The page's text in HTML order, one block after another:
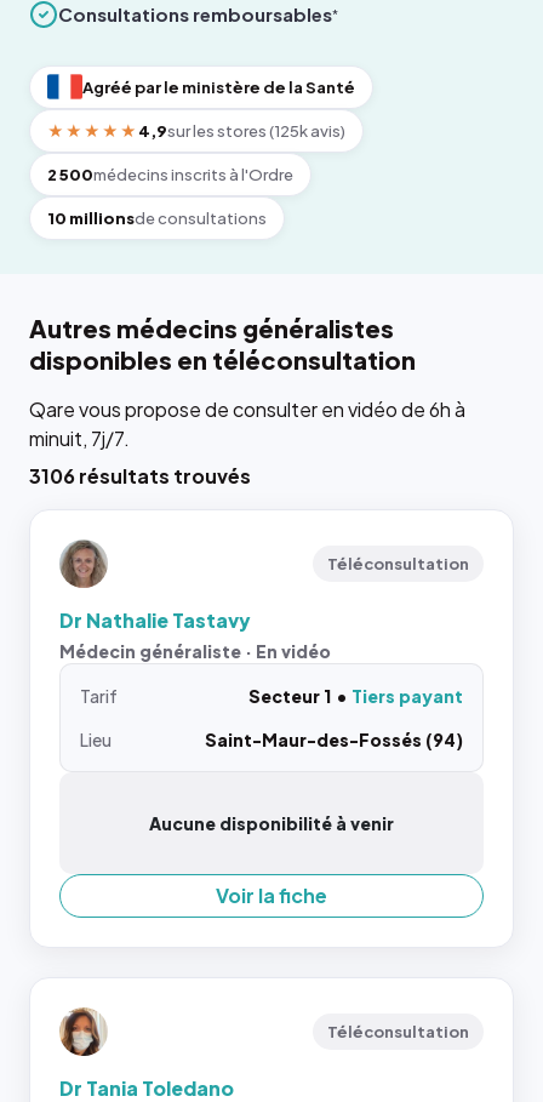
Consultations remboursables*
Agréé par le ministère de la Santé
★★★★★ 4,9sur les stores (125k avis)
2 500médecins inscrits à l'Ordre
10 millionsde consultations
Autres médecins généralistes
disponibles en téléconsultation
Qare vous propose de consulter en vidéo de 6h à
minuit, 7j/7.
3106 résultats trouvés
Téléconsultation
Dr Nathalie Tastavy
Médecin généraliste · En vidéo
Tarif Secteur 1
Tiers payant
Lieu
Saint-Maur-des-Fossés (94)
Aucune disponibilité à venir
Voir la fiche
Téléconsultation
Dr Tania Toledano